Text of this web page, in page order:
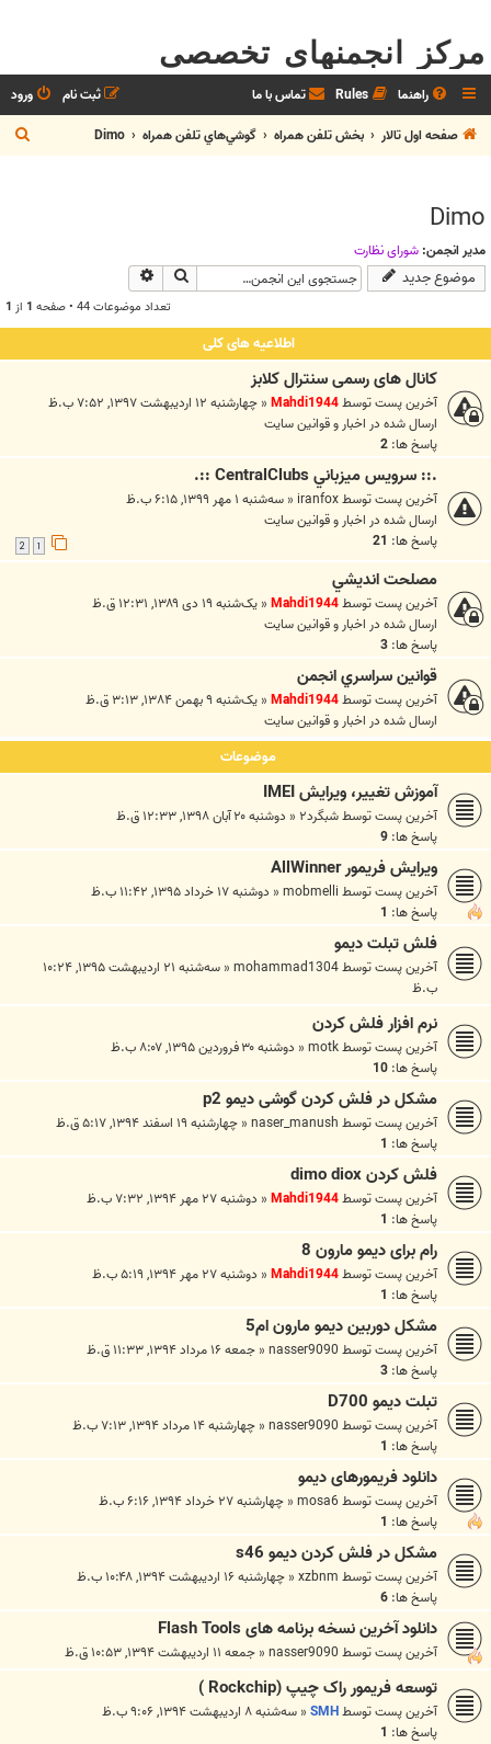
مرکز انجمنهای تخصصی
راهنما Rules تماس با ما ورود
ثبت نام
صفحه اول تالار
بخش تلفن همراه گوشي‌هاي تلفن همراه Dimo
س
Dimo
مدیر انجمن: شوراي نظارت
موضوع جدید جستجو
تعداد موضوعات 44 • صفحه 1 از 1
اطلاعیه های کلی
کانال های رسمی سنترال کلابز
آخرین پست توسطMahdi1944
« چهارشنبه ۱۲ اردیبهشت ۱۳۹۷, ۷:۵۲ ب.ظ
ارسال شده در اخبار و قوانين سايت
پاسخ ها: 2
.:: سرويس ميزباني CentralClubs ::.
آخرین پست توسطiranfox
« سه‌شنبه ۱ مهر ۱۳۹۹, ۶:۱۵ ب.ظ
ارسال شده در اخبار و قوانين سايت
پاسخ ها: 21
1
2
مصلحت انديشي
آخرین پست توسطMahdi1944
« یک‌شنبه ۱۹ دی ۱۳۸۹, ۱۲:۳۱ ق.ظ
ارسال شده در اخبار و قوانين سايت
پاسخ ها: 3
قوانين سراسري انجمن
آخرین پست توسطMahdi1944
« یک‌شنبه ۹ بهمن ۱۳۸۴, ۳:۱۳ ق.ظ
ارسال شده در اخبار و قوانين سايت
موضوعات
آموزش تغییر، ویرایش IMEI
آخرین پست توسطشبگرد۲ « دوشنبه ۲۰ آبان ۱۳۹۸, ۱۲:۳۳ ق.ظ
پاسخ ها: 9
ویرایش فریمور AllWinner
آخرین پست توسط mobmelli
« دوشنبه ۱۷ خرداد ۱۳۹۵, ۱۱:۴۲ ب.ظ
پاسخ ها: 1
فلش تبلت دیمو
آخرین پست توسطmohammad1304
«
سه‌شنبه ۲۱ اردیبهشت ۱۳۹۵, ۱۰:۲۴
ب.ظ
نرم افزار فلش کردن
آخرین پست توسطmotk
« دوشنبه ۳۰ فروردین ۱۳۹۵, ۸:۰۷ ب.ظ
پاسخ ها: 10
مشکل در فلش کردن گوشی دیمو p2
آخرین پست توسط naser_manush
« چهارشنبه ۱۹ اسفند ۱۳۹۴, ۵:۱۷ ق.ظ
پاسخ ها: 1
فلش کردن dimo diox
آخرین پست توسطMahdi1944
« دوشنبه ۲۷ مهر ۱۳۹۴, ۷:۳۲ ب.ظ
پاسخ ها: 1
رام برای دیمو مارون 8
آخرین پست توسطMahdi1944
« دوشنبه ۲۷ مهر ۱۳۹۴, ۵:۱۹ ب.ظ
پاسخ ها: 1
مشکل دوربین دیمو مارون ام5
آخرین پست توسط nasser9090
« جمعه ۱۶ مرداد ۱۳۹۴, ۱۱:۳۳ ق.ظ
پاسخ ها: 3
تبلت دیمو D700
آخرین پست توسط nasser9090
« چهارشنبه ۱۴ مرداد ۱۳۹۴, ۷:۱۳ ب.ظ
پاسخ ها: 1
دانلود فریمورهای دیمو
آخرین پست توسط mosa6
« چهارشنبه ۲۷ خرداد ۱۳۹۴, ۶:۱۶ ب.ظ
پاسخ ها: 1
مشکل در فلش کردن دیمو s46
آخرین پست توسط xzbnm
« چهارشنبه ۱۶ اردیبهشت ۱۳۹۴, ۱۰:۴۸ ب.ظ
پاسخ ها: 6
دانلود آخرین نسخه برنامه های Flash Tools
آخرین پست توسط nasser9090
« جمعه ۱۱ اردیبهشت ۱۳۹۴, ۱۰:۵۳ ق.ظ
توسعه فریمور راک چیپ (Rockchip )
آخرین پست توسطSMH
« سه‌شنبه ۸ اردیبهشت ۱۳۹۴, ۹:۰۶ ب.ظ
پاسخ ها: 1